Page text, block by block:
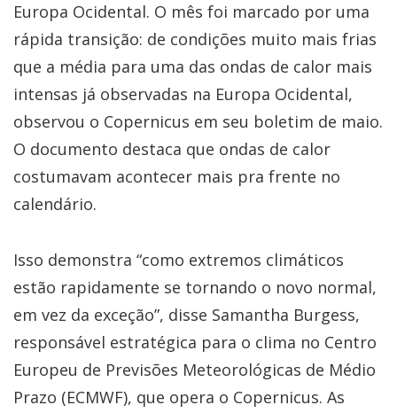
Europa Ocidental. O mês foi marcado por uma
rápida transição: de condições muito mais frias
que a média para uma das ondas de calor mais
intensas já observadas na Europa Ocidental,
observou o Copernicus em seu boletim de maio.
O documento destaca que ondas de calor
costumavam acontecer mais pra frente no
calendário.
Isso demonstra “como extremos climáticos
estão rapidamente se tornando o novo normal,
em vez da exceção”, disse Samantha Burgess,
responsável estratégica para o clima no Centro
Europeu de Previsões Meteorológicas de Médio
Prazo (ECMWF), que opera o Copernicus. As